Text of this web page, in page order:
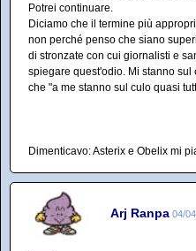
Potrei continuare.
Diciamo che il termine più
non perché penso che siano
di stronzate con cui giornalisti e
spiegare quest'odio. Mi stanno
che "a me stanno sul culo quasi
Dimenticavo: Asterix e Obelix mi
Arj Ranpa 04/